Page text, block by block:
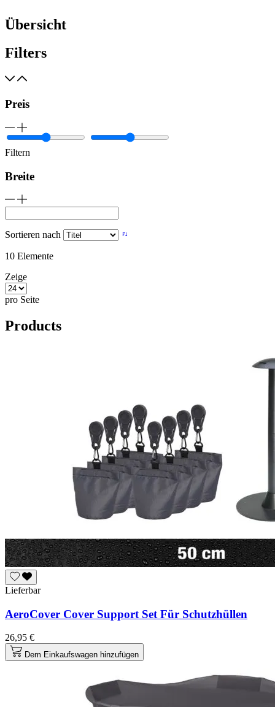
Übersicht
Filters
Preis
Filtern
Breite
Sortieren nach
10 Elemente
Zeige
pro Seite
Products
Lieferbar
AeroCover Cover Support Set Für Schutzhüllen
26,95 €
Dem Einkaufswagen hinzufügen